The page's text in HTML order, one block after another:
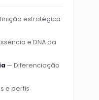
estratégica
e DNA da
— Diferenciação
e perfis